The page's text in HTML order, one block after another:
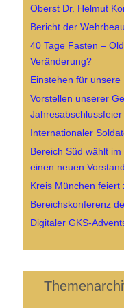
Oberst Dr. Helmut
Bericht der
40 Tage Fasten –
Veränderung?
Einstehen für unsere
Vorstellen unserer
Internationaler
Bereich Süd wählt
einen neuen
Kreis München
Bereichskonferenz
Digitaler GKS-